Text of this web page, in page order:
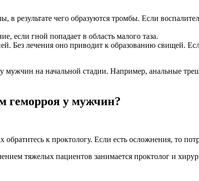
в результате чего образуются тромбы. Если
если гной попадает в область малого таза.
Без лечения оно приводит к образованию свищей.
на начальной стадии. Например, анальные
геморроя у мужчин?
к проктологу. Если есть осложнения, то
тяжелых пациентов занимается проктолог и